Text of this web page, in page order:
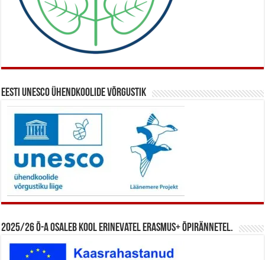
Eesti UNESCO ühendkoolide võrgustik
2025/26 õ-a osaleb kool erinevatel Erasmus+ õpirännetel.